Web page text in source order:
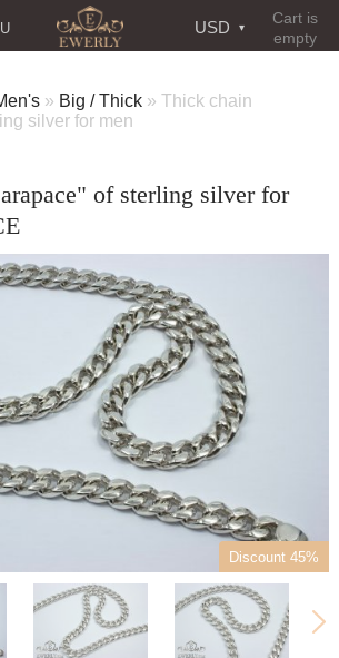
Cart is
empty
USD
» Big / Thick » Thick chain
silver for men
of sterling silver for
Discount 45%